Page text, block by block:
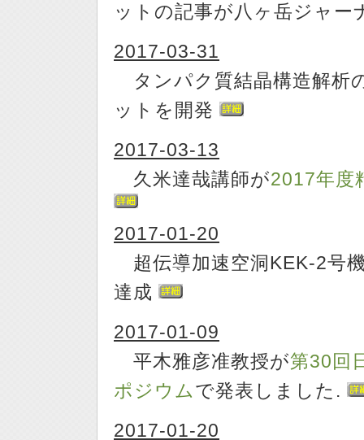
ットの記事が八ヶ岳ジャ
2017-03-31
タンパク質結晶構造解析
ットを開発
2017-03-13
久米達哉講師が2017年度
2017-01-20
超伝導加速空洞KEK-2号
達成
2017-01-09
平木雅彦准教授が第30回
ポジウムで発表しました.
2017-01-20